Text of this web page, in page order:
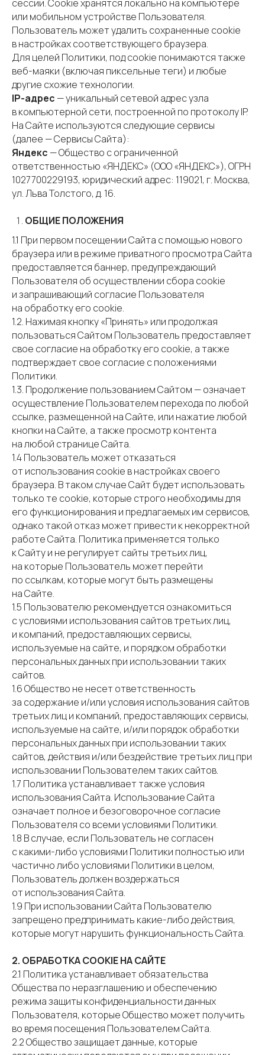
сессии. Сookie хранятся локально на компьютере
или мобильном устройстве Пользователя.
Пользователь может удалить сохраненные cookie
в настройках соответствующего браузера.
Для целей Политики, под cookie понимаются также
веб-маяки (включая пиксельные теги) и любые
другие схожие технологии.
IP-адрес — уникальный сетевой адрес узла
в компьютерной сети, построенной по протоколу IP.
На Сайте используются следующие сервисы
(далее — Сервисы Сайта):
Яндекс — Общество с ограниченной
ответственностью «ЯНДЕКС» (ООО «ЯНДЕКС»), ОГРН
1027700229193, юридический адрес: 119021, г. Москва,
ул. Льва Толстого, д. 16.
ОБЩИЕ ПОЛОЖЕНИЯ
1.1 При первом посещении Сайта с помощью нового
браузера или в режиме приватного просмотра Сайта
предоставляется баннер, предупреждающий
Пользователя об осуществлении сбора cookie
и запрашивающий согласие Пользователя
на обработку его cookie.
1.2. Нажимая кнопку «Принять» или продолжая
пользоваться Сайтом Пользователь предоставляет
свое согласие на обработку его cookie, а также
подтверждает свое согласие с положениями
Политики.
1.3. Продолжение пользованием Сайтом — означает
осуществление Пользователем перехода по любой
ссылке, размещенной на Сайте, или нажатие любой
кнопки на Сайте, а также просмотр контента
на любой странице Сайта.
1.4 Пользователь может отказаться
от использования cookie в настройках своего
браузера. В таком случае Сайт будет использовать
только те cookie, которые строго необходимы для
его функционирования и предлагаемых им сервисов,
однако такой отказ может привести к некорректной
работе Сайта. Политика применяется только
к Сайту и не регулирует сайты третьих лиц,
на которые Пользователь может перейти
по ссылкам, которые могут быть размещены
на Сайте.
1.5 Пользователю рекомендуется ознакомиться
с условиями использования сайтов третьих лиц,
и компаний, предоставляющих сервисы,
используемые на сайте, и порядком обработки
персональных данных при использовании таких
сайтов.
1.6 Общество не несет ответственность
за содержание и/или условия использования сайтов
третьих лиц и компаний, предоставляющих сервисы,
используемые на сайте, и/или порядок обработки
персональных данных при использовании таких
сайтов, действия и/или бездействие третьих лиц при
использовании Пользователем таких сайтов.
1.7 Политика устанавливает также условия
использования Сайта. Использование Сайта
означает полное и безоговорочное согласие
Пользователя со всеми условиями Политики.
1.8 В случае, если Пользователь не согласен
с какими-либо условиями Политики полностью или
частично либо условиями Политики в целом,
Пользователь должен воздержаться
от использования Сайта.
1.9 При использовании Сайта Пользователю
запрещено предпринимать какие-либо действия,
которые могут нарушить функциональность Сайта.
2. ОБРАБОТКА COOKIE НА САЙТЕ
2.1 Политика устанавливает обязательства
Общества по неразглашению и обеспечению
режима защиты конфиденциальности данных
Пользователя, которые Общество может получить
во время посещения Пользователем Сайта.
2.2 Общество защищает данные, которые